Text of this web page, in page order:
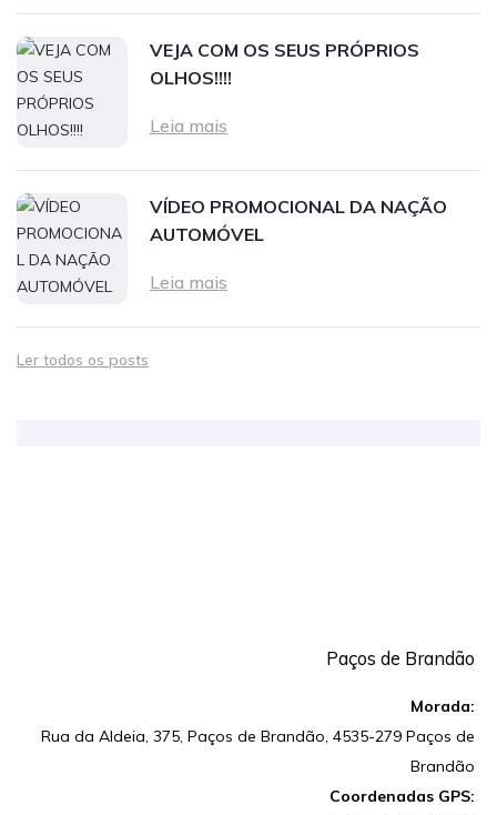
VEJA COM OS SEUS PRÓPRIOS
OLHOS!!!!
Leia mais
VÍDEO PROMOCIONAL DA NAÇÃO
AUTOMÓVEL
Leia mais
Ler todos os posts
Paços de Brandão
Morada:
Rua da Aldeia, 375, Paços de Brandão, 4535-279 Paços de
Brandão
Coordenadas GPS: